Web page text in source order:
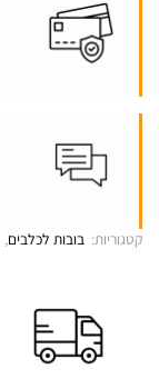
קטגוריות: בובות לכלבים,